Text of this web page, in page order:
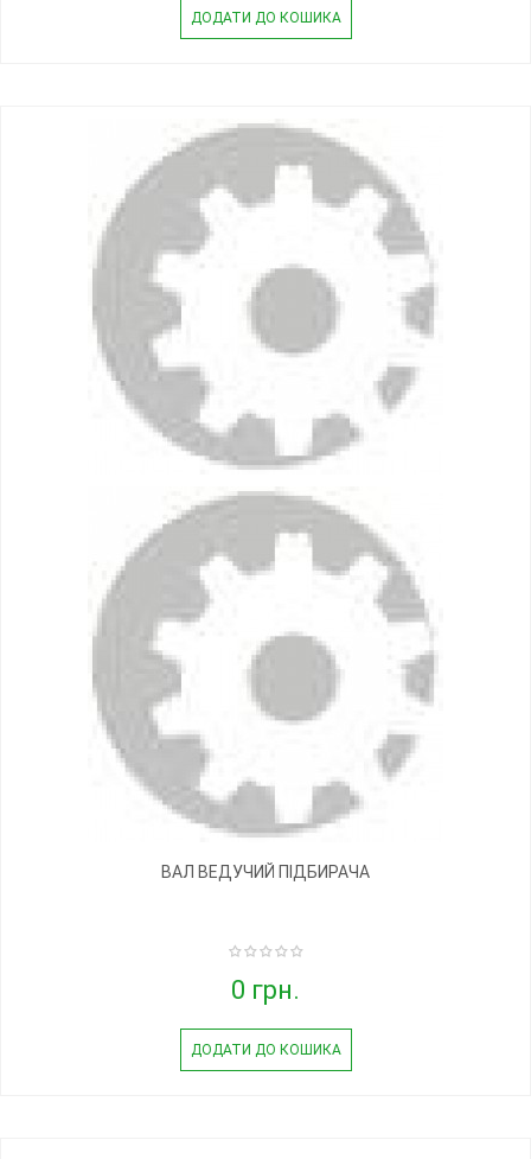
ДОДАТИ ДО КОШИКА
ВАЛ ВЕДУЧИЙ ПІДБИРАЧА
0 грн.
ДОДАТИ ДО КОШИКА